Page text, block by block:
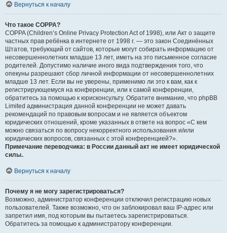
Вернуться к началу
Что такое COPPA?
COPPA (Children’s Online Privacy Protection Act of 1998), или Акт о защите
частных прав ребёнка в интернете от 1998 г. — это закон Соединённых
Штатов, требующий от сайтов, которые могут собирать информацию от
несовершеннолетних младше 13 лет, иметь на это письменное согласие
родителей. Допустимо наличие иного вида подтверждения того, что
опекуны разрешают сбор личной информации от несовершеннолетних
младше 13 лет. Если вы не уверены, применимо ли это к вам, как к
регистрирующемуся на конференции, или к самой конференции,
обратитесь за помощью к юрисконсульту. Обратите внимание, что phpBB
Limited администрация данной конференции не может давать
рекомендаций по правовым вопросам и не является объектом
юридических отношений, кроме указанных в ответе на вопрос «С кем
можно связаться по вопросу некорректного использования и/или
юридических вопросов, связанных с этой конференцией?».
Примечание переводчика: в России данный акт не имеет юридической
силы.
Вернуться к началу
Почему я не могу зарегистрироваться?
Возможно, администратор конференции отключил регистрацию новых
пользователей. Также возможно, что он заблокировал ваш IP-адрес или
запретил имя, под которым вы пытаетесь зарегистрироваться.
Обратитесь за помощью к администратору конференции.